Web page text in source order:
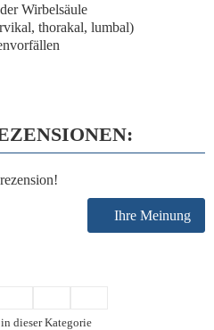
Wirbelsäule
thorakal, lumbal)
Ihre Meinung
dieser Kategorie